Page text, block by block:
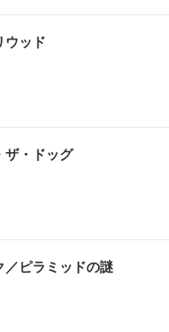
ウッド
ザ・ドッグ
／ピラミッドの謎